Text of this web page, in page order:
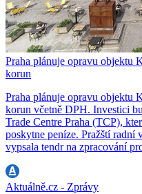
Praha plánuje opravu objektu
korun
Praha plánuje opravu objektu
korun včetně DPH. Investici
Trade Centre Praha (TCP),
poskytne peníze. Pražští radní
vypsala tendr na zpracování
Aktuálně.cz - Zprávy